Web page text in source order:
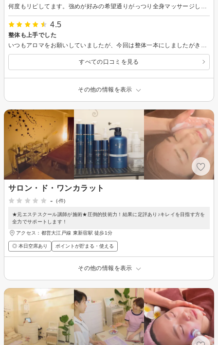
4.5
整体も上手でした
すべての口コミを見る
その他の情報を表示
サロン・ド・ワンカラット
-
(-件)
★元エステスクール講師が施術★圧倒的技術力！結果に定評あり♪キレイを目指す方を
全力でサポートします！
アクセス：都営大江戸線 東新宿駅 徒歩1分
◎ 本日空席あり ポイントが貯まる・使える
その他の情報を表示